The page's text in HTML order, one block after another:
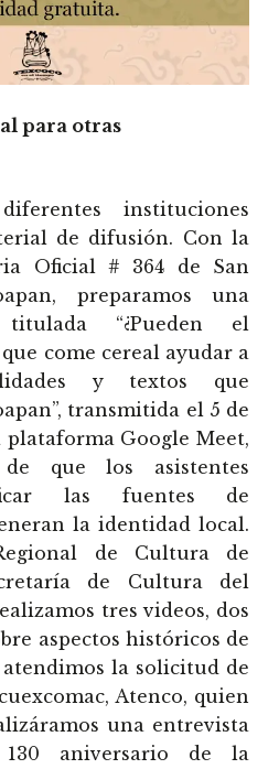
para otras
instituciones
de difusión. Con la
Oficial # 364 de San
preparamos una
titulada “¿Pueden el
come cereal ayudar a
y textos que
transmitida el 5 de
Google Meet,
que los asistentes
las fuentes de
la identidad local.
de Cultura de
de Cultura del
tres videos, dos
aspectos históricos de
la solicitud de
Atenco, quien
una entrevista
aniversario de la